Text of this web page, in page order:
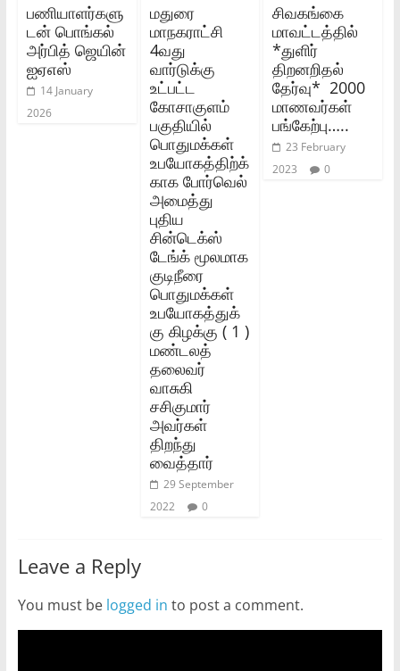
பணியாளர்களு
டன் பொங்கல்
அர்பித் ஜெயின்
ஐஏஎஸ்
14 January
2026
மதுரை
மாநகராட்சி
4வது
வார்டுக்கு
உட்பட்ட
கோசாகுளம்
பகுதியில்
பொதுமக்கள்
உபயோகத்திற்க்
காக போர்வெல்
அமைத்து
புதிய
சின்டெக்ஸ்
டேங்க் மூலமாக
குடிநீரை
பொதுமக்கள்
உபயோகத்துக்
கு கிழக்கு ( 1 )
மண்டலத்
தலைவர்
வாசுகி
சசிகுமார்
அவர்கள்
திறந்து
வைத்தார்
29 September
2022
0
சிவகங்கை
மாவட்டத்தில்
*துளிர்
திறனறிதல்
தேர்வு* 2000
மாணவர்கள்
பங்கேற்பு…..
23 February
2023
0
Leave a Reply
You must be logged in to post a comment.